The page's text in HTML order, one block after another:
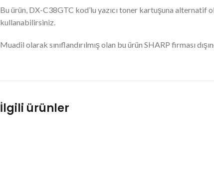
Bu ürün, DX-C38GTC kod’lu yazıcı toner kartuşuna
kullanabilirsiniz.
Muadil olarak sınıflandırılmış olan bu ürün SHARP firması
İlgili ürünler